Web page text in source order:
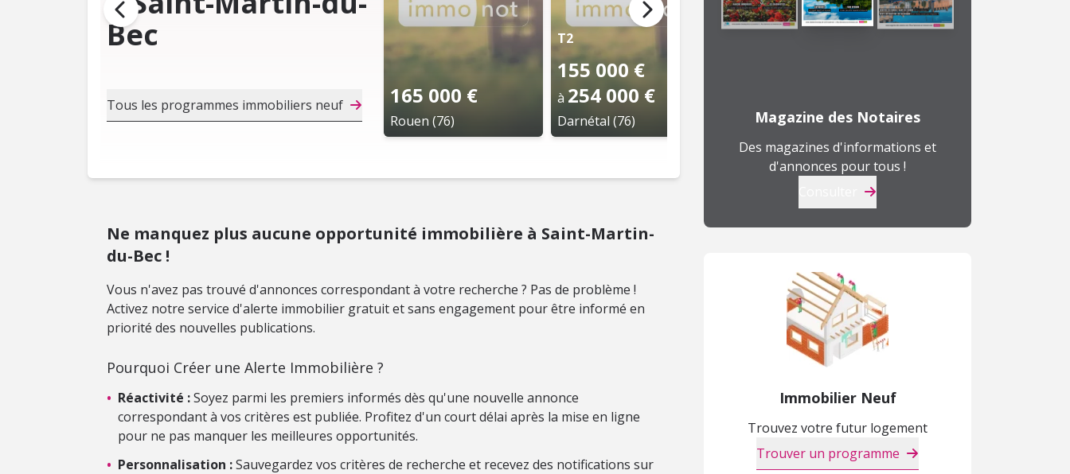
Bec
Tous les programmes immobiliers neuf 165 000 €
Rouen (76)
T2
155 000 €
à 254 000 €
Darnétal (76) Fécamp (76) Le Havre (76)
Ne manquez plus aucune opportunité immobilière à Saint-Martin-
du-Bec !
Vous n'avez pas trouvé d'annonces correspondant à votre recherche ? Pas de problème !
Activez notre service d'alerte immobilier gratuit et sans engagement pour être informé en
priorité des nouvelles publications.
Pourquoi Créer une Alerte Immobilière ?
• Réactivité :Soyez parmi les premiers informés dès qu'une nouvelle annonce
correspondant à vos critères est publiée. Profitez d'un court délai après la mise en ligne
pour ne pas manquer les meilleures opportunités.
• Personnalisation :Sauvegardez vos critères de recherche et recevez des notifications sur
Magazine des Notaires
Des magazines d'informations et
d'annonces pour tous !
Immobilier Neuf
Trouvez votre futur logement
Trouver un programme